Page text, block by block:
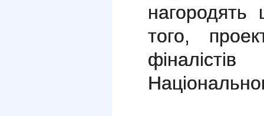
нагородять
того,